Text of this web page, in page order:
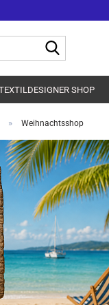
SHOP
» Weihnachtsshop